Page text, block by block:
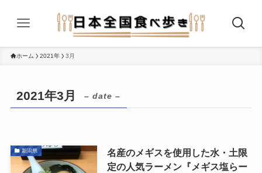
ホーム 2021年 3月
2021年3月 – date –
新潟県
名産のメギスを使用した水・土限
定の人気ラーメン『メギス塩らー